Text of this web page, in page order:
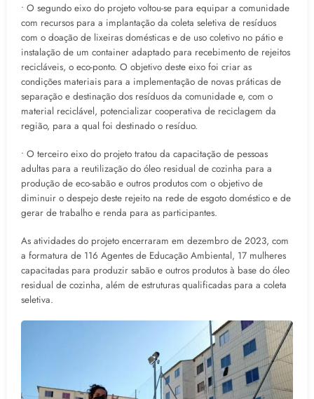
• O segundo eixo do projeto voltou-se para equipar a comunidade
com recursos para a implantação da coleta seletiva de resíduos
com o doação de lixeiras domésticas e de uso coletivo no pátio e
instalação de um container adaptado para recebimento de rejeitos
recicláveis, o eco-ponto. O objetivo deste eixo foi criar as
condições materiais para a implementação de novas práticas de
separação e destinação dos resíduos da comunidade e, com o
material reciclável, potencializar cooperativa de reciclagem da
região, para a qual foi destinado o resíduo.
• O terceiro eixo do projeto tratou da capacitação de pessoas
adultas para a reutilização do óleo residual de cozinha para a
produção de eco-sabão e outros produtos com o objetivo de
diminuir o despejo deste rejeito na rede de esgoto doméstico e de
gerar de trabalho e renda para as participantes.
As atividades do projeto encerraram em dezembro de 2023, com
a formatura de 116 Agentes de Educação Ambiental, 17 mulheres
capacitadas para produzir sabão e outros produtos à base do óleo
residual de cozinha, além de estruturas qualificadas para a coleta
seletiva.